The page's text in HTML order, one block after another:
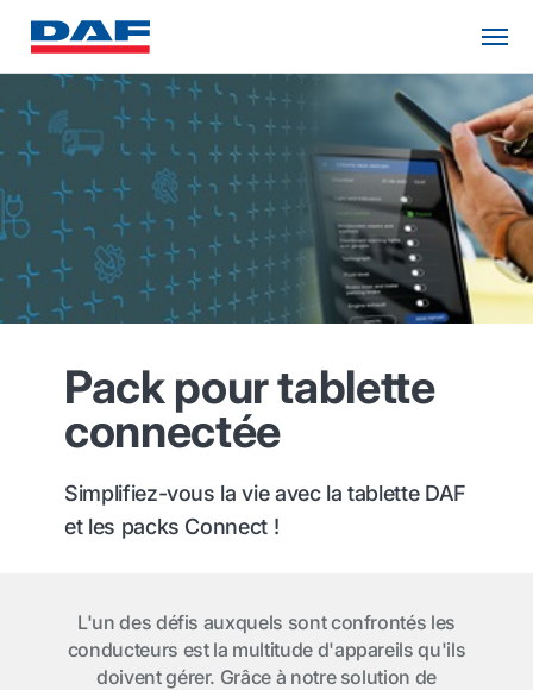
Pack pour tablette
connectée
Simplifiez-vous la vie avec la tablette DAF
et les packs Connect !
L'un des défis auxquels sont confrontés les
conducteurs est la multitude d'appareils qu'ils
doivent gérer. Grâce à notre solution de